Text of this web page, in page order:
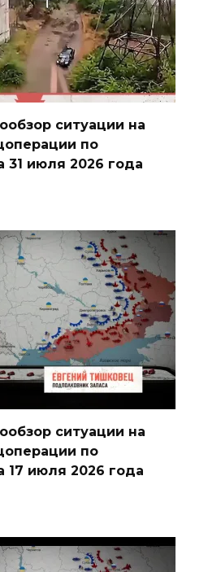
ситуации на
по
31 июля 2026 года
ситуации на
по
17 июля 2026 года